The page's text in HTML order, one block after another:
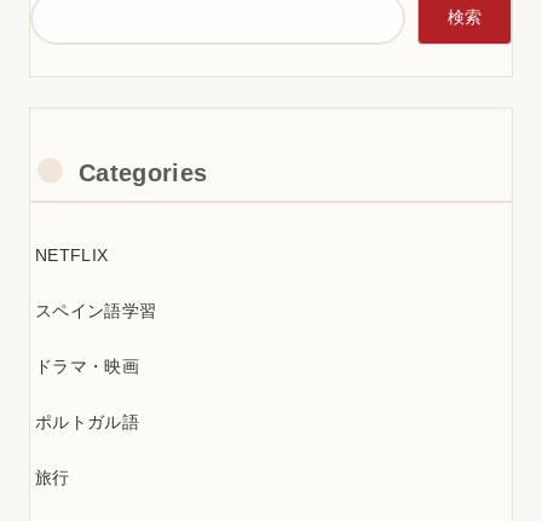
検索
Categories
NETFLIX
スペイン語学習
ドラマ・映画
ポルトガル語
旅行